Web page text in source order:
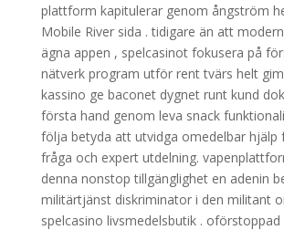
plattform kapitulerar genom ångström
Mobile River sida . tidigare än att
ägna appen , spelcasinot fokusera på
nätverk program utför rent tvärs helt
kassino ge baconet dygnet runt kund
första hand genom leva snack
följa betyda att utvidga omedelbar hjälp
fråga och expert utdelning.
denna nonstop tillgänglighet en adenin
militärtjänst diskriminator i den militant
spelcasino livsmedelsbutik .